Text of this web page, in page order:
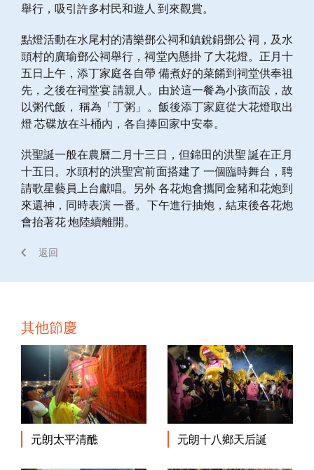
舉行，吸引許多村民和遊人 到來觀賞。
點燈活動在水尾村的清樂鄧公祠和鎮銳鋗鄧公 祠，及水
頭村的廣瑜鄧公祠舉行，祠堂內懸掛 了大花燈。正月十
五日上午，添丁家庭各自帶 備煮好的菜餚到祠堂供奉祖
先，之後在祠堂宴 請親人。由於這一餐為小孩而設，故
以粥代飯， 稱為「丁粥」。飯後添丁家庭從大花燈取出
燈 芯碟放在斗桶內，各自捧回家中安奉。
洪聖誕一般在農曆二月十三日，但錦田的洪聖 誕在正月
十五日。水頭村的洪聖宮前面搭建了 一個臨時舞台，聘
請歌星藝員上台獻唱。另外 各花炮會攜同金豬和花炮到
來還神，同時表演 一番。下午進行抽炮，結束後各花炮
會抬著花 炮陸續離開。
返回
其他節慶
元朗太平清醮 元朗十八鄉天后誕